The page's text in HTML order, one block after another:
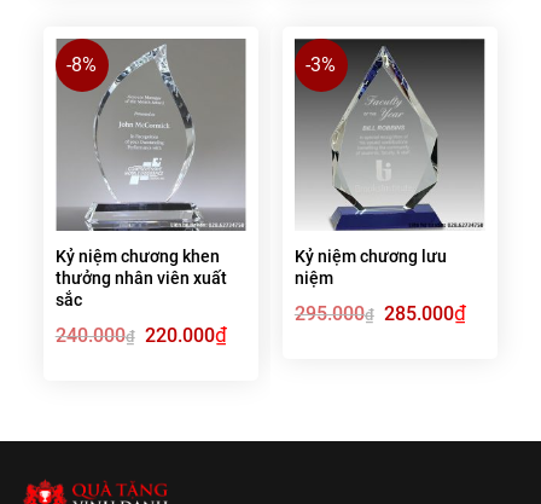
-8%
Kỷ niệm chương khen
thưởng nhân viên xuất
sắc
240.000₫ Giá
gốc
220.000₫Giá
hiện
-3%
Kỷ niệm chương lưu
niệm
295.000₫ Giá
gốc
285.000₫Giá
hiện